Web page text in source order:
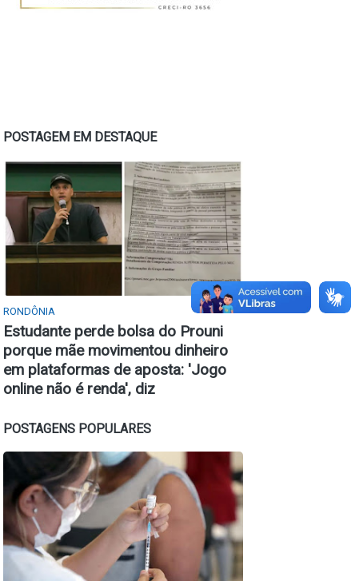
POSTAGEM EM DESTAQUE
RONDÔNIA
Estudante perde bolsa do Prouni
porque mãe movimentou dinheiro
em plataformas de aposta: 'Jogo
online não é renda', diz
POSTAGENS POPULARES